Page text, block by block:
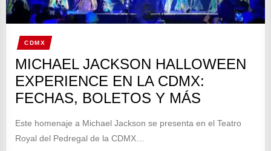
CDMX
MICHAEL JACKSON HALLOWEEN
EXPERIENCE EN LA CDMX:
FECHAS, BOLETOS Y MÁS
Este homenaje a Michael Jackson se presenta en el Teatro
Royal del Pedregal de la CDMX…